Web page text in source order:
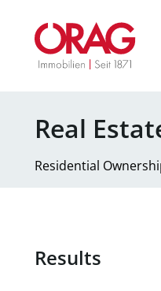
Real
Residential
Results